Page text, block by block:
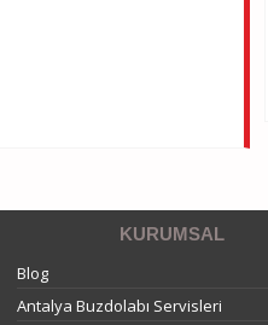
KURUMSAL
Blog
Antalya Buzdolabı Servisleri